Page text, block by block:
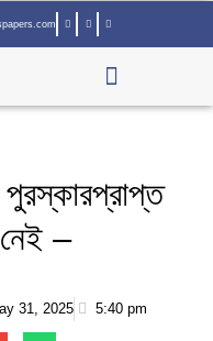
–
31, 2025 5:40 pm